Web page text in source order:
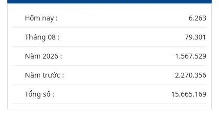
Hôm nay : 6.263
Tháng 08 : 79.301
Năm 2026 : 1.567.529
Năm trước : 2.270.356
Tổng số : 15.665.169